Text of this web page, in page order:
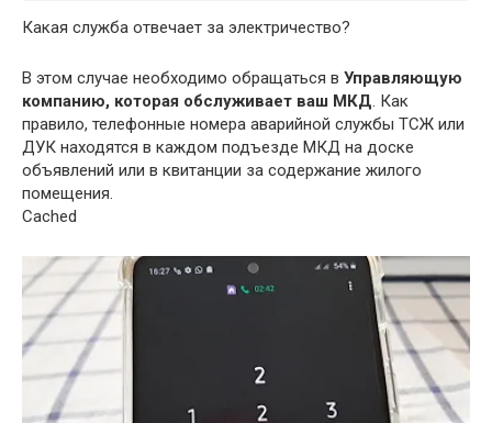
Какая служба отвечает за электричество?
В этом случае необходимо обращаться в Управляющую
компанию, которая обслуживает ваш МКД. Как
правило, телефонные номера аварийной службы ТСЖ или
ДУК находятся в каждом подъезде МКД на доске
объявлений или в квитанции за содержание жилого
помещения.
Cached